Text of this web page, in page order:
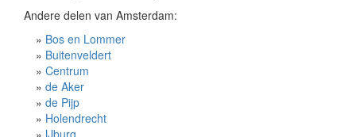
Andere delen van Amsterdam:
» Bos en Lommer
» Buitenveldert
» Centrum
» de Aker
» de Pijp
» Holendrecht
» IJburg